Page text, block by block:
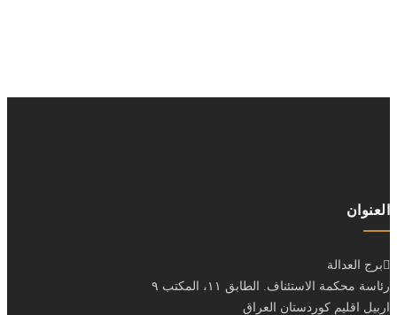
العنوان
برج العدالة
رئاسة محكمة الاستئناف. الطابق ١١، المكتب ٩
اربيل اقليم كوردستان العراق